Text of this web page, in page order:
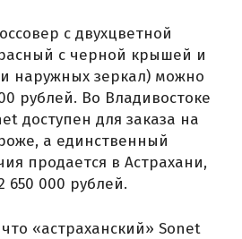
с двухцветной
с черной крышей и
наружных зеркал) можно
рублей. Во Владивостоке
доступен для заказа на
а единственный
продается в Астрахани,
650 000 рублей.
«астраханский» Sonet